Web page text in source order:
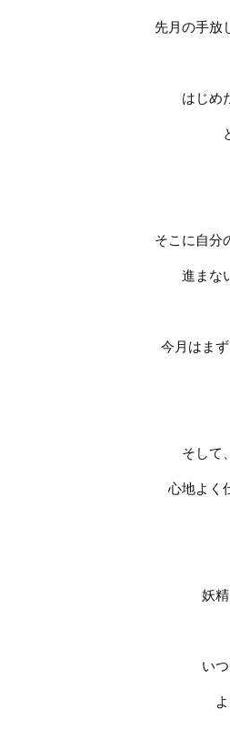
先月の手放
はじめ
そこに自分
進まな
今月はま
そして
心地よく
妖
い